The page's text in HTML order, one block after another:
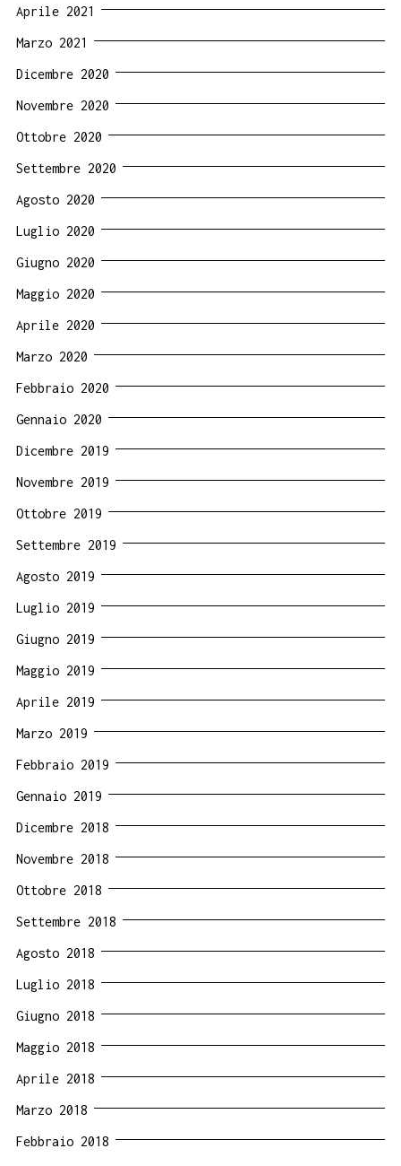
Aprile 2021
Marzo 2021
Dicembre 2020
Novembre 2020
Ottobre 2020
Settembre 2020
Agosto 2020
Luglio 2020
Giugno 2020
Maggio 2020
Aprile 2020
Marzo 2020
Febbraio 2020
Gennaio 2020
Dicembre 2019
Novembre 2019
Ottobre 2019
Settembre 2019
Agosto 2019
Luglio 2019
Giugno 2019
Maggio 2019
Aprile 2019
Marzo 2019
Febbraio 2019
Gennaio 2019
Dicembre 2018
Novembre 2018
Ottobre 2018
Settembre 2018
Agosto 2018
Luglio 2018
Giugno 2018
Maggio 2018
Aprile 2018
Marzo 2018
Febbraio 2018